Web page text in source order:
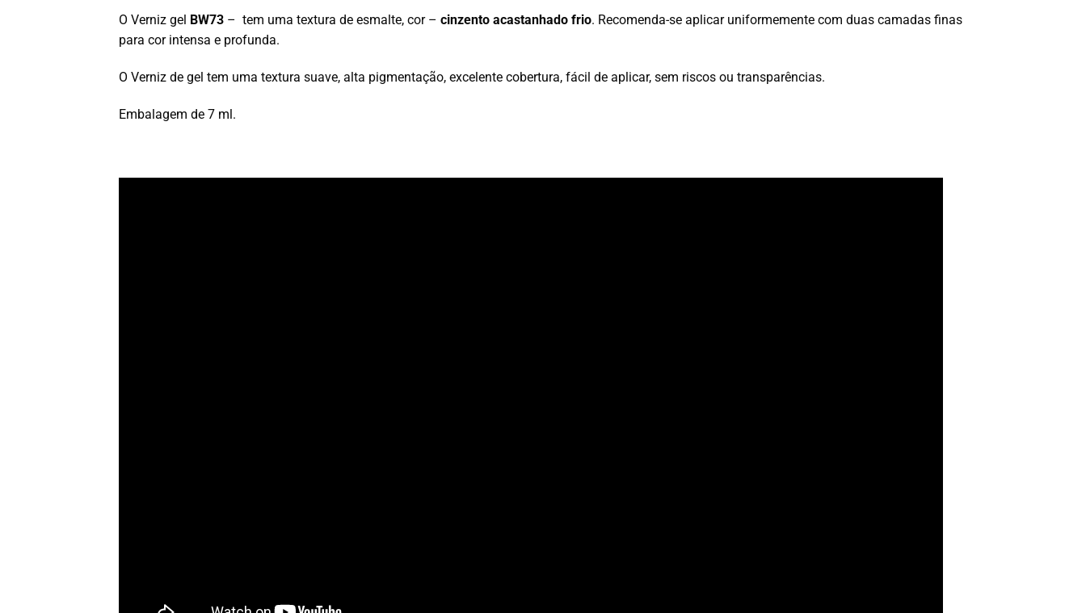
O Verniz gel BW73 – tem uma textura de esmalte, cor – cinzento acastanhado frio. Recomenda-se aplicar uniformemente com duas camadas finas
para cor intensa e profunda.
O Verniz de gel tem uma textura suave, alta pigmentação, excelente cobertura, fácil de aplicar, sem riscos ou transparências.
Embalagem de 7 ml.